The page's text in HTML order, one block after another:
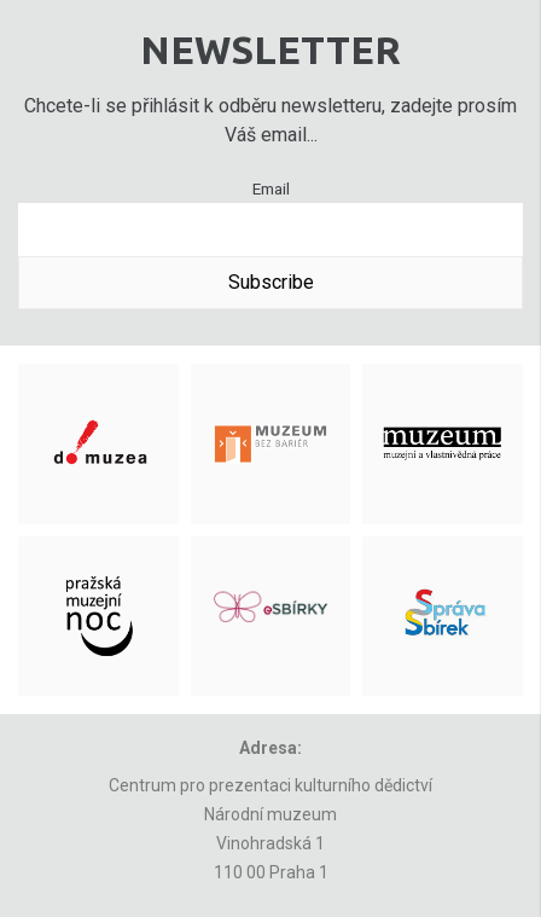
NEWSLETTER
Chcete-li se přihlásit k odběru newsletteru, zadejte prosím
Váš email...
Email
Subscribe
Adresa:
Centrum pro prezentaci kulturního dědictví
Národní muzeum
Vinohradská 1
110 00 Praha 1